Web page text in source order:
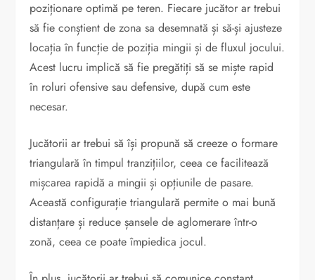
poziționare optimă pe teren. Fiecare jucător ar trebui
să fie conștient de zona sa desemnată și să-și ajusteze
locația în funcție de poziția mingii și de fluxul jocului.
Acest lucru implică să fie pregătiți să se miște rapid
în roluri ofensive sau defensive, după cum este
necesar.
Jucătorii ar trebui să își propună să creeze o formare
triangulară în timpul tranzițiilor, ceea ce facilitează
mișcarea rapidă a mingii și opțiunile de pasare.
Această configurație triangulară permite o mai bună
distanțare și reduce șansele de aglomerare într-o
zonă, ceea ce poate împiedica jocul.